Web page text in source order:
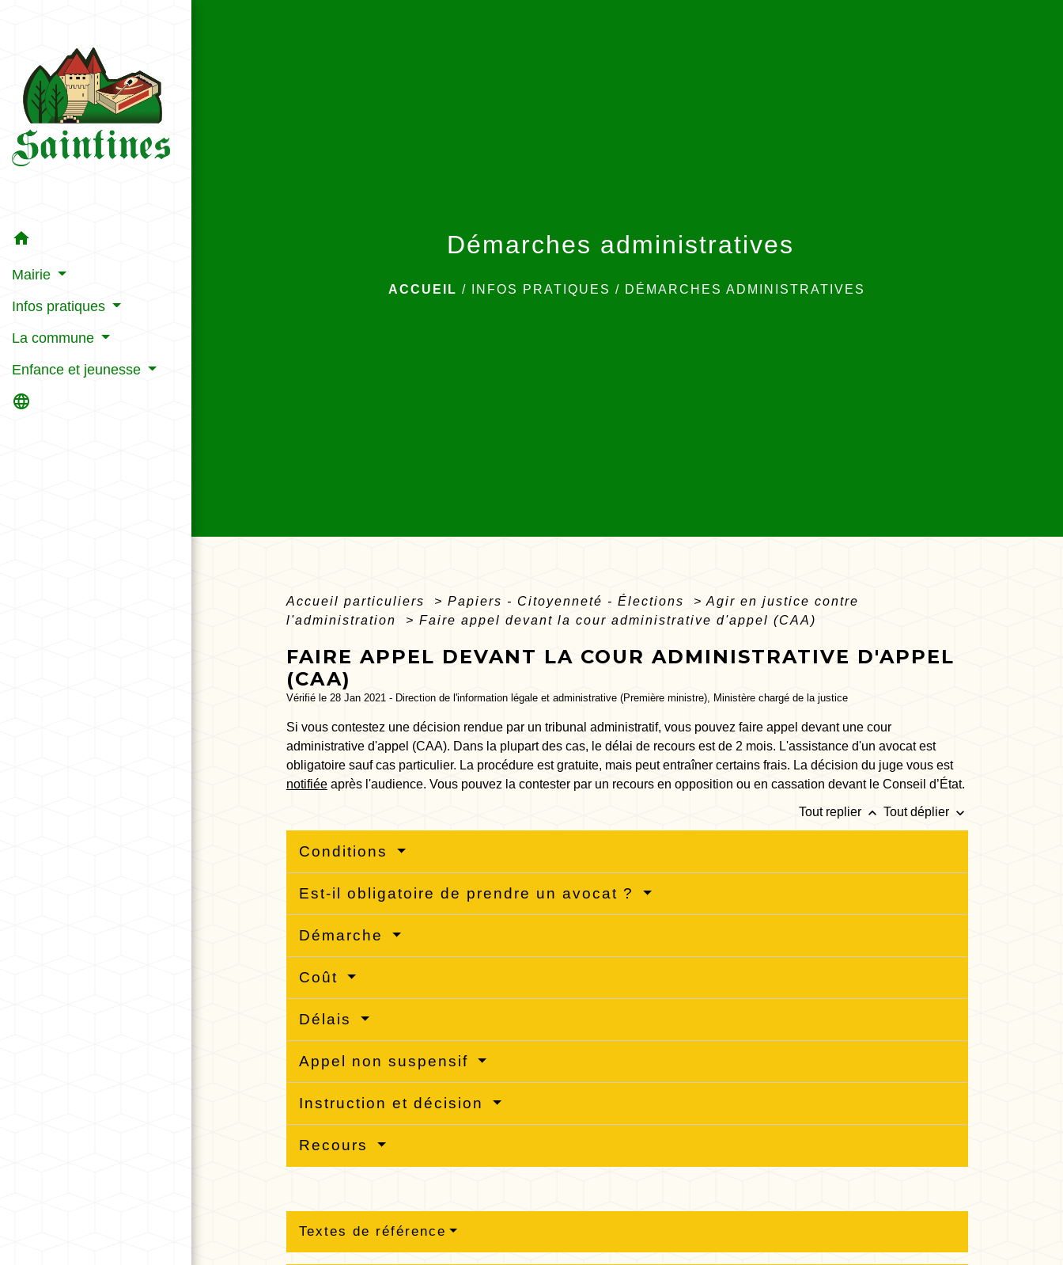
home
Mairie
Infos pratiques
La commune
Enfance et jeunesse
language
Démarches administratives
ACCUEIL / INFOS PRATIQUES / DÉMARCHES ADMINISTRATIVES
Accueil particuliers > Papiers - Citoyenneté - Élections > Agir en justice contre
l'administration
> Faire appel devant la cour administrative d'appel (CAA)
FAIRE APPEL DEVANT LA COUR ADMINISTRATIVE D'APPEL
(CAA)
Vérifié le 28 Jan 2021 - Direction de l'information légale et administrative (Première ministre), Ministère chargé de la justice
Si vous contestez une décision rendue par un tribunal administratif, vous pouvez faire appel devant une cour
administrative d'appel (CAA). Dans la plupart des cas, le délai de recours est de 2 mois. L'assistance d'un avocat est
obligatoire sauf cas particulier. La procédure est gratuite, mais peut entraîner certains frais. La décision du juge vous est
notifiéeaprès l'audience. Vous pouvez la contester par un recours en opposition ou en cassation devant le Conseil d’État.
Tout replier keyboard_arrow_up Tout déplier keyboard_arrow_down
Conditions
Est-il obligatoire de prendre un avocat ?
Démarche
Coût
Délais
Appel non suspensif
Instruction et décision
Recours
Textes de référence